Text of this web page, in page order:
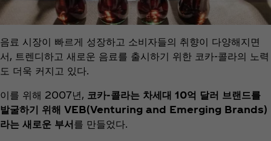
음료 시장이 빠르게 성장하고 소비자들의 취향이 다양해지면
서, 트렌디하고 새로운 음료를 출시하기 위한 코카-콜라의 노력
도 더욱 커지고 있다.
이를 위해 2007년, 코카-콜라는 차세대 10억 달러 브랜드를
발굴하기 위해 VEB(Venturing and Emerging Brands)
라는 새로운 부서를 만들었다.